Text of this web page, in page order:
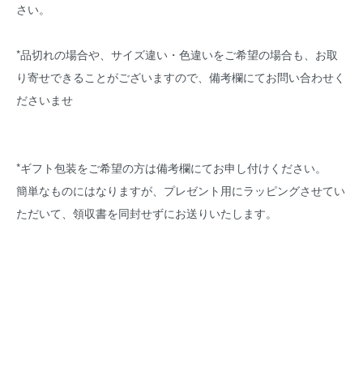
さい。
*品切れの場合や、サイズ違い・色違いをご希望の場合も、お取
り寄せできることがございますので、備考欄にてお問い合わせく
ださいませ
*ギフト包装をご希望の方は備考欄にてお申し付けください。
簡単なものにはなりますが、プレゼント用にラッピングさせてい
ただいて、領収書を同封せずにお送りいたします。